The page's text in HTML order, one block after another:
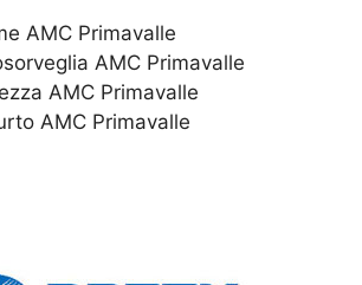
AMC Primavalle
AMC Primavalle
AMC Primavalle
AMC Primavalle